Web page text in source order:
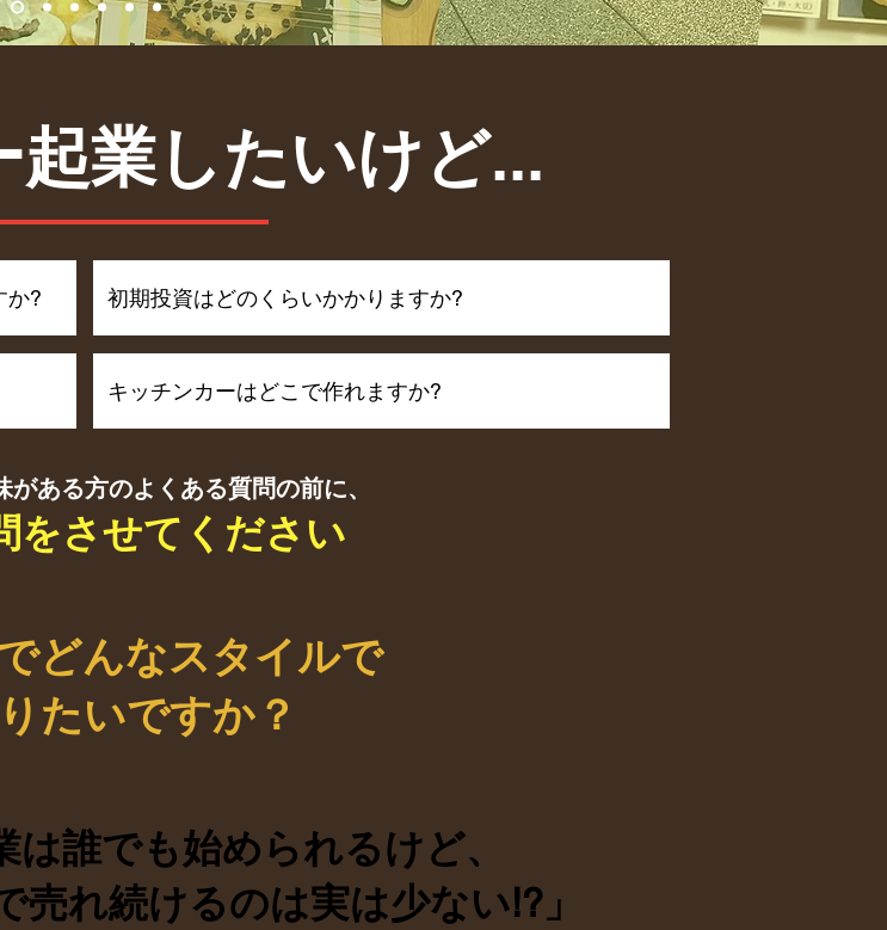
起業したいけど...
か? 初期投資はどのくらいかかりますか?
キッチンカーはどこで作れますか?
がある方のよくある質問の前に、
をさせてください
どんなスタイルで
たいですか？
は誰でも始められるけど、
れ続けるのは実は少ない!?」